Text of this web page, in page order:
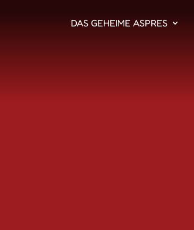
DAS GEHEIME ASPRES